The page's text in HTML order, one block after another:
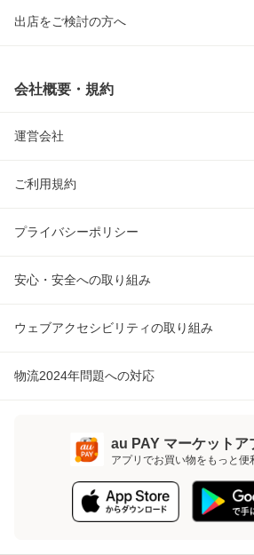
出店をご検討の方へ
会社概要・規約
運営会社
ご利用規約
プライバシーポリシー
安心・安全への取り組み
ウェブアクセシビリティの取り組み
物流2024年問題への対応
au PAY マーケットア
アプリでお買い物をもっと便